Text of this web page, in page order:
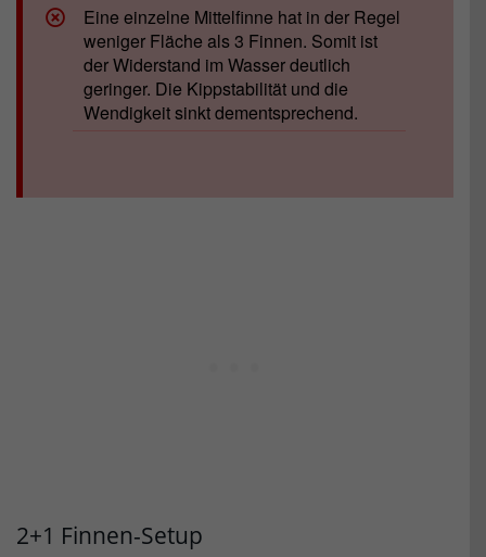
Eine einzelne Mittelfinne hat in der Regel
weniger Fläche als 3 Finnen. Somit ist
der Widerstand im Wasser deutlich
geringer. Die Kippstabilität und die
Wendigkeit sinkt dementsprechend.
2+1 Finnen-Setup